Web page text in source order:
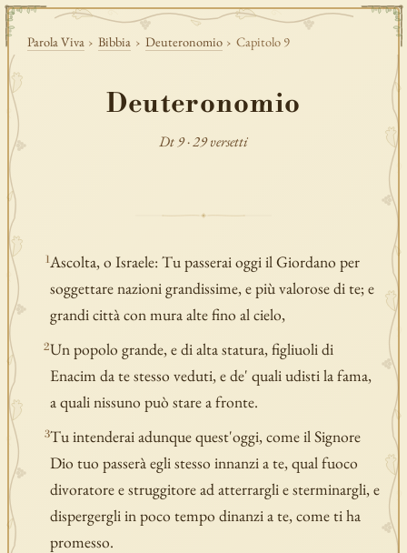
Parola Viva › Bibbia › Deuteronomio › Capitolo 9
Deuteronomio
Dt 9 · 29 versetti
1Ascolta, o Israele: Tu passerai oggi il Giordano per
soggettare nazioni grandissime, e più valorose di te; e
grandi città con mura alte fino al cielo,
2Un popolo grande, e di alta statura, figliuoli di
Enacim da te stesso veduti, e de' quali udisti la fama,
a quali nissuno può stare a fronte.
3Tu intenderai adunque quest'oggi, come il Signore
Dio tuo passerà egli stesso innanzi a te, qual fuoco
divoratore e struggitore ad atterrargli e sterminargli, e
dispergergli in poco tempo dinanzi a te, come ti ha
promesso.